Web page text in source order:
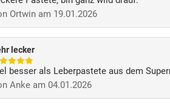
Ortwin am 19.01.2026
lecker
besser als Leberpastete aus dem
Anke am 04.01.2026